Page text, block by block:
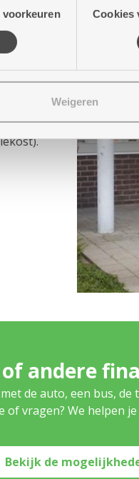
verstrekte.
Cookies
Weigeren
andere
de auto, een bus,
of vragen? We helpen
Bekijk de